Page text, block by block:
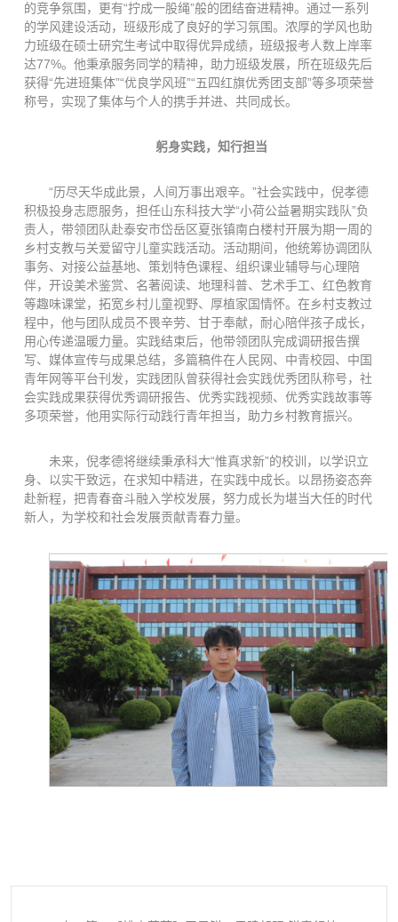
的竞争氛围，更有“拧成一股绳”般的团结奋进精神。通过一系列
的学风建设活动，班级形成了良好的学习氛围。浓厚的学风也助
力班级在硕士研究生考试中取得优异成绩，班级报考人数上岸率
达77%。他秉承服务同学的精神，助力班级发展，所在班级先后
获得“先进班集体”“优良学风班”“五四红旗优秀团支部”等多项荣誉
称号，实现了集体与个人的携手并进、共同成长。
躬身实践，知行担当
“历尽天华成此景，人间万事出艰辛。”社会实践中，倪孝德
积极投身志愿服务，担任山东科技大学“小荷公益暑期实践队”负
责人，带领团队赴泰安市岱岳区夏张镇南白楼村开展为期一周的
乡村支教与关爱留守儿童实践活动。活动期间，他统筹协调团队
事务、对接公益基地、策划特色课程、组织课业辅导与心理陪
伴，开设美术鉴赏、名著阅读、地理科普、艺术手工、红色教育
等趣味课堂，拓宽乡村儿童视野、厚植家国情怀。在乡村支教过
程中，他与团队成员不畏辛劳、甘于奉献，耐心陪伴孩子成长，
用心传递温暖力量。实践结束后，他带领团队完成调研报告撰
写、媒体宣传与成果总结，多篇稿件在人民网、中青校园、中国
青年网等平台刊发，实践团队曾获得社会实践优秀团队称号，社
会实践成果获得优秀调研报告、优秀实践视频、优秀实践故事等
多项荣誉，他用实际行动践行青年担当，助力乡村教育振兴。
未来，倪孝德将继续秉承科大“惟真求新”的校训，以学识立
身、以实干致远，在求知中精进，在实践中成长。以昂扬姿态奔
赴新程，把青春奋斗融入学校发展，努力成长为堪当大任的时代
新人，为学校和社会发展贡献青春力量。